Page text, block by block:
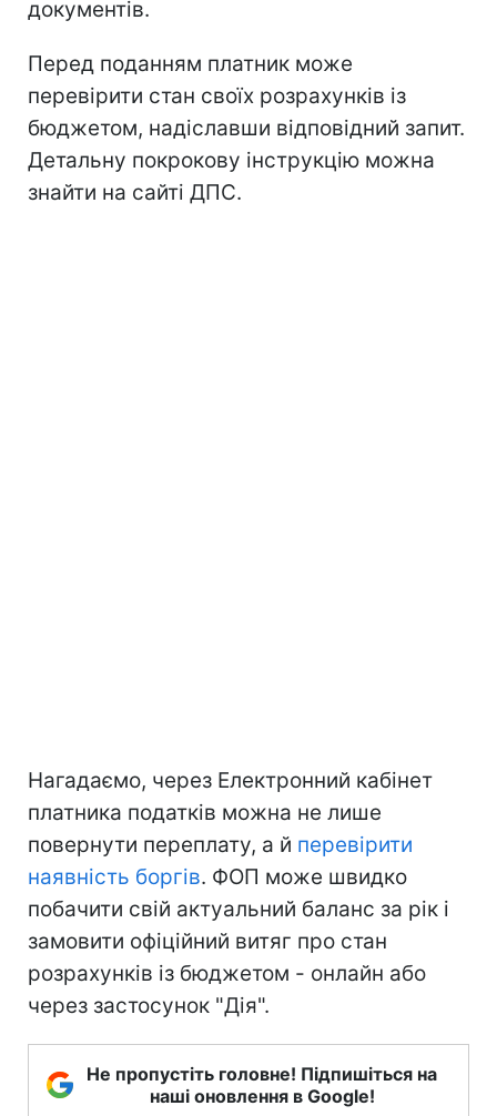
документів.
Перед поданням платник може
перевірити стан своїх розрахунків із
бюджетом, надіславши відповідний запит.
Детальну покрокову інструкцію можна
знайти на сайті ДПС.
Нагадаємо, через Електронний кабінет
платника податків можна не лише
повернути переплату, а й перевірити
наявність боргів. ФОП може швидко
побачити свій актуальний баланс за рік і
замовити офіційний витяг про стан
розрахунків із бюджетом - онлайн або
через застосунок "Дія".
Не пропустіть головне! Підпишіться на
наші оновлення в Google!